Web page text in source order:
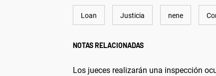
Loan Justicia nene
NOTAS RELACIONADAS
Los jueces realizarán una inspección